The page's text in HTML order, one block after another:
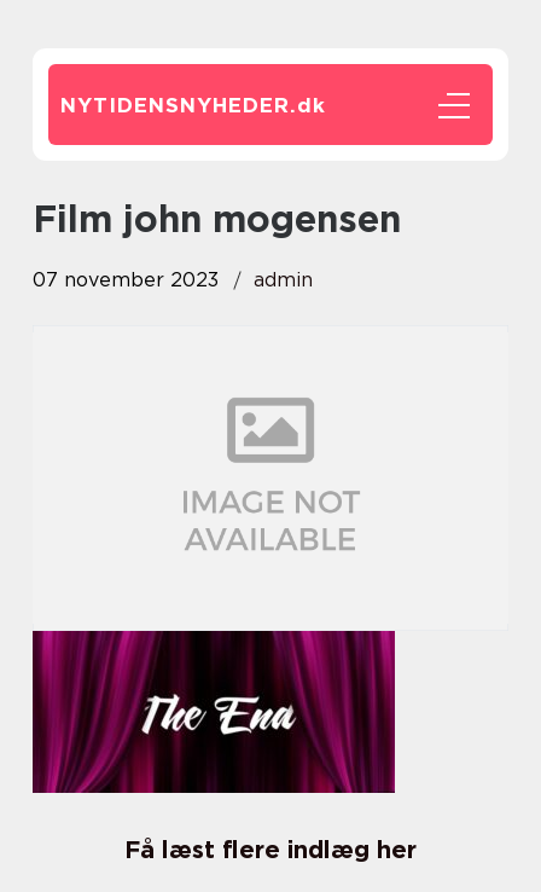
NYTIDENSNYHEDER.dk
film john mogensen
07 november 2023 admin
Få læst flere indlæg her